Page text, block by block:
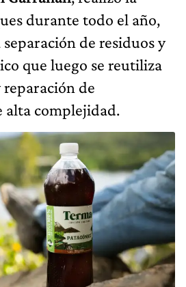
durante todo el año,
de residuos y
que luego se reutiliza
de
alta complejidad.